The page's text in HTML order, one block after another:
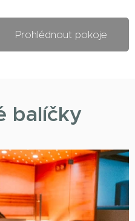
Prohlédnout pokoje
balíčky